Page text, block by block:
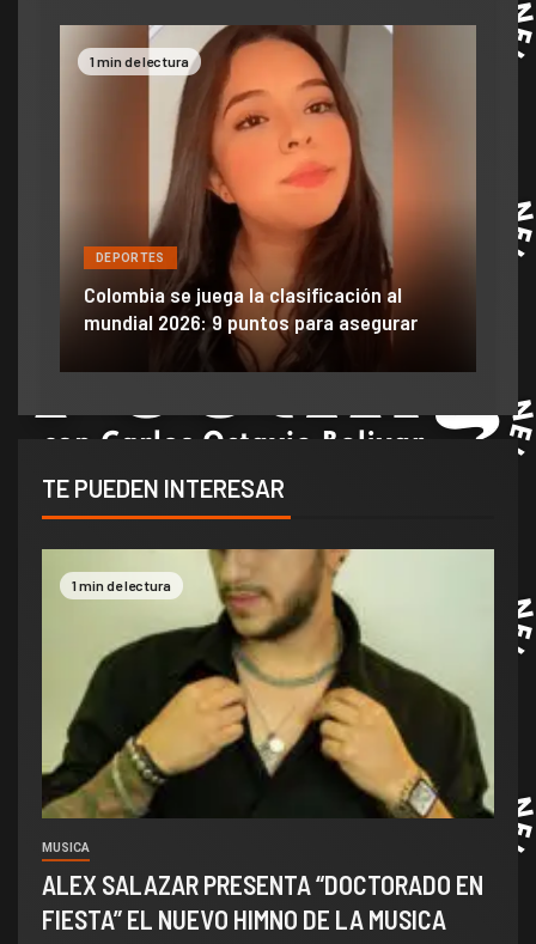
1 min de lectura
DEPORTES
Colombia se juega la clasificación al
mundial 2026: 9 puntos para asegurar
2
TE PUEDEN INTERESAR
1 min de lectura
MUSICA
ALEX SALAZAR PRESENTA “DOCTORADO EN
FIESTA” EL NUEVO HIMNO DE LA MUSICA